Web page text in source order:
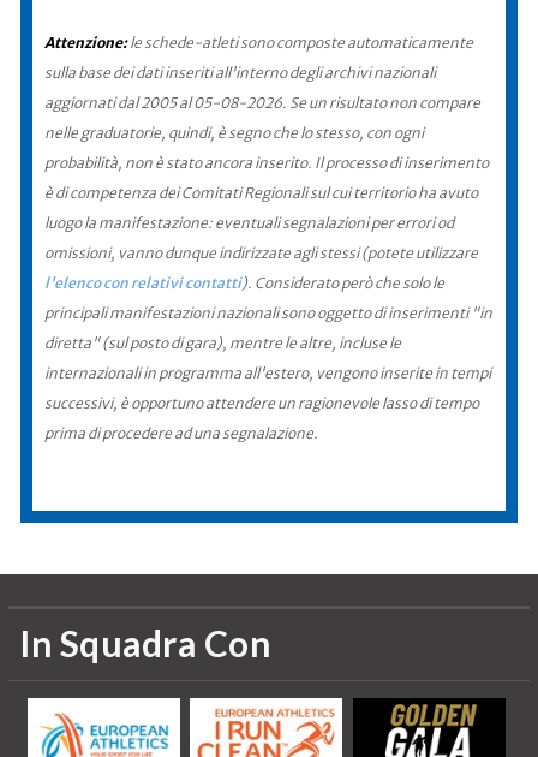
Attenzione:le schede-atleti sono composte automaticamente
sulla base dei dati inseriti all'interno degli archivi nazionali
aggiornati dal 2005 al 05-08-2026. Se un risultato non compare
nelle graduatorie, quindi, è segno che lo stesso, con ogni
probabilità, non è stato ancora inserito. Il processo di inserimento
è di competenza dei Comitati Regionali sul cui territorio ha avuto
luogo la manifestazione: eventuali segnalazioni per errori od
omissioni, vanno dunque indirizzate agli stessi (potete utilizzare
l'elenco con relativi contatti). Considerato però che solo le
principali manifestazioni nazionali sono oggetto di inserimenti "in
diretta" (sul posto di gara), mentre le altre, incluse le
internazionali in programma all'estero, vengono inserite in tempi
successivi, è opportuno attendere un ragionevole lasso di tempo
prima di procedere ad una segnalazione.
In Squadra Con